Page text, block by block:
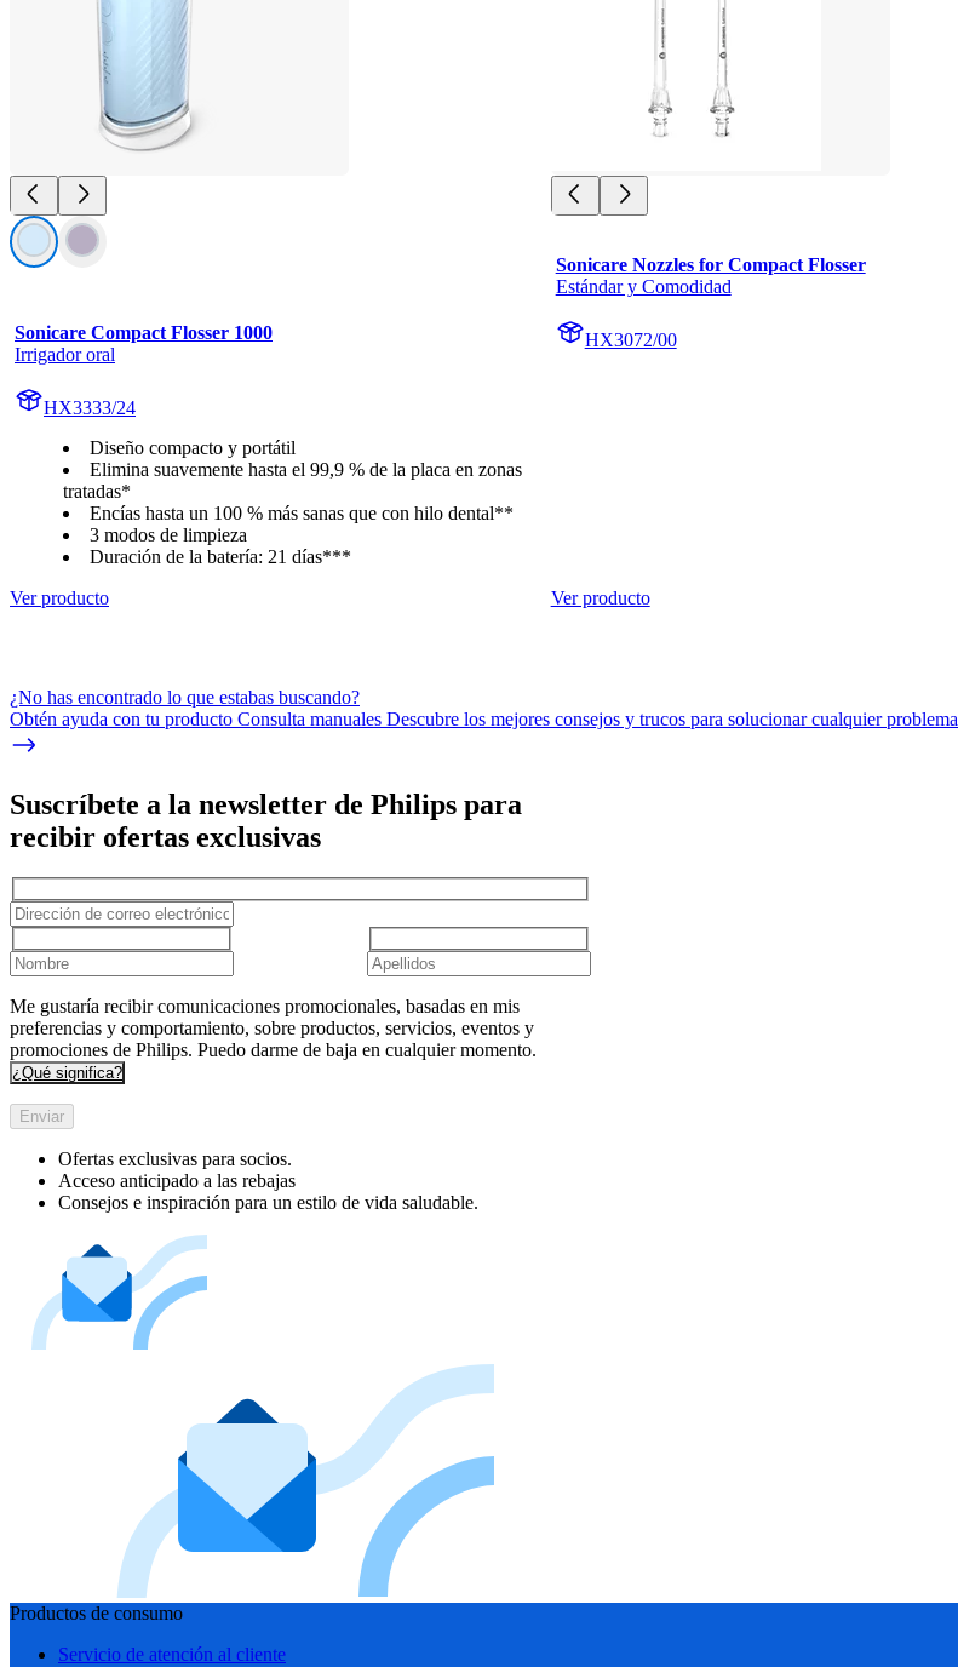
Sonicare Compact Flosser 1000
Irrigador oral
HX3333/24
Diseño compacto y portátil
Elimina suavemente hasta el 99,9 % de la placa en zonas
tratadas*
Encías hasta un 100 % más sanas que con hilo dental**
3 modos de limpieza
Duración de la batería: 21 días***
Ver producto
Sonicare Nozzles for Compact Flosser
Estándar y Comodidad
HX3072/00
Ver producto
¿No has encontrado lo que estabas buscando?
Obtén ayuda con tu producto Consulta manuales Descubre los mejores consejos y trucos para solucionar cualquier problema
Suscríbete a la newsletter de Philips para
recibir ofertas exclusivas
Me gustaría recibir comunicaciones promocionales, basadas en mis
preferencias y comportamiento, sobre productos, servicios, eventos y
promociones de Philips. Puedo darme de baja en cualquier momento.
¿Qué significa?
Enviar
Ofertas exclusivas para socios.
Acceso anticipado a las rebajas
Consejos e inspiración para un estilo de vida saludable.
Productos de consumo
Servicio de atención al cliente